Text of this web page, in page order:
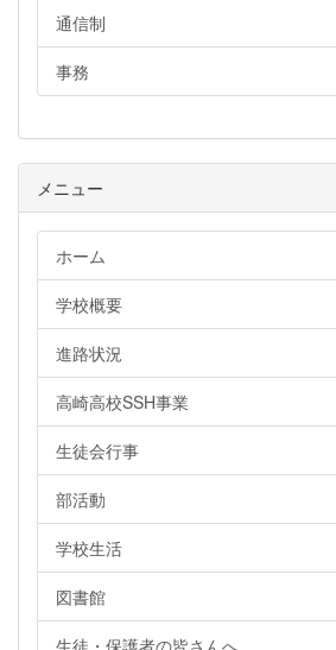
通信制
事務
メニュー
ホーム
学校概要
進路状況
高崎高校SSH事業
生徒会行事
部活動
学校生活
図書館
生徒・保護者の皆さんへ